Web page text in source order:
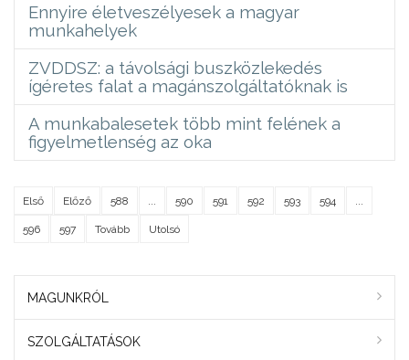
Ennyire életveszélyesek a magyar
munkahelyek
ZVDDSZ: a távolsági buszközlekedés
ígéretes falat a magánszolgáltatóknak is
A munkabalesetek több mint felének a
figyelmetlenség az oka
Első Előző 588 590 591 592 593 594
596 597 Tovább Utolsó
MAGUNKRÓL
SZOLGÁLTATÁSOK